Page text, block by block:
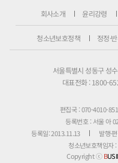
회사소개 윤리강령
청소년보호정책 정정·
서울특별시 성동구 성
대표전화 : 1800-
편집국 : 070-4010-
등록번호 : 서울 아
등록일: 2013.11.13
발행·
청소년보호책임자
Copyright ⓒB